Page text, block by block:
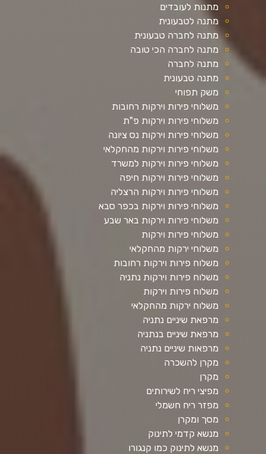
מתנות לעובדים
מתנה לטבעונית
מתנה לחברה טבעונית
מתנה לחברה הכי טובה
מתנה לחברה
מתנה טבעונית
משק תפוחי
משלוחי פירות וירקות רחובות
משלוחי פירות וירקות פ"ת
משלוחי פירות וירקות נס ציונה
משלוחי פירות וירקות מהחקלאי
משלוחי פירות וירקות למשרד
משלוחי פירות וירקות חיפה
משלוחי פירות וירקות הרצליה
משלוחי פירות וירקות בכפר סבא
משלוחי פירות וירקות באר שבע
משלוחי פירות וירקות
משלוחי ירקות מהחקלאי
משלוח פירות וירקות רחובות
משלוח פירות וירקות נתניה
משלוח פירות וירקות
משלוח ירקות מהחקלאי
מרפאת שיניים נתניה
מרפאת שיניים בנתניה
מרפאות שיניים נתניה
מקרן להשכרה
מקרן
מפיצי ריח לשירותים
מפזר ריח חשמלי
מסך ומקרן
מנשא קדמי לתינוק
מנשא לתינוק כמו קנגורו